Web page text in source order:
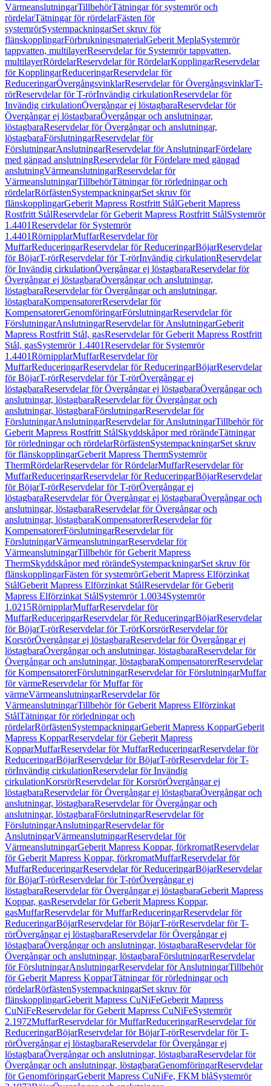
VärmeanslutningarTillbehörTätningar för systemrör och
rördelarTätningar för rördelarFästen för
systemrörSystempackningarSet skruv för
flänskopplingarFörbrukningsmaterialGeberit MeplaSystemrör
tappvatten, multilayerReservdelar för Systemrör tappvatten,
multilayerRördelarReservdelar för RördelarKopplingarReservdelar
för KopplingarReduceringarReservdelar för
ReduceringarÖvergångsvinklarReservdelar för ÖvergångsvinklarT-
rörReservdelar för T-rörInvändig cirkulationReservdelar för
Invändig cirkulationÖvergångar ej löstagbaraReservdelar för
Övergångar ej löstagbaraÖvergångar och anslutningar,
löstagbaraReservdelar för Övergångar och anslutningar,
löstagbaraFörslutningarReservdelar för
FörslutningarAnslutningarReservdelar för AnslutningarFördelare
med gängad anslutningReservdelar för Fördelare med gängad
anslutningVärmeanslutningarReservdelar för
VärmeanslutningarTillbehörTätningar för rörledningar och
rördelarRörfästenSystempackningarSet skruv för
flänskopplingarGeberit Mapress Rostfritt StålGeberit Mapress
Rostfritt StålReservdelar för Geberit Mapress Rostfritt StålSystemrör
1.4401Reservdelar för Systemrör
1.4401RörnipplarMuffarReservdelar för
MuffarReduceringarReservdelar för ReduceringarBöjarReservdelar
för BöjarT-rörReservdelar för T-rörInvändig cirkulationReservdelar
för Invändig cirkulationÖvergångar ej löstagbaraReservdelar för
Övergångar ej löstagbaraÖvergångar och anslutningar,
löstagbaraReservdelar för Övergångar och anslutningar,
löstagbaraKompensatorerReservdelar för
KompensatorerGenomföringarFörslutningarReservdelar för
FörslutningarAnslutningarReservdelar för AnslutningarGeberit
Mapress Rostfritt Stål, gasReservdelar för Geberit Mapress Rostfritt
Stål, gasSystemrör 1.4401Reservdelar för Systemrör
1.4401RörnipplarMuffarReservdelar för
MuffarReduceringarReservdelar för ReduceringarBöjarReservdelar
för BöjarT-rörReservdelar för T-rörÖvergångar ej
löstagbaraReservdelar för Övergångar ej löstagbaraÖvergångar och
anslutningar, löstagbaraReservdelar för Övergångar och
anslutningar, löstagbaraFörslutningarReservdelar för
FörslutningarAnslutningarReservdelar för AnslutningarTillbehör för
Geberit Mapress Rostfritt StålSkyddskåpor med rörändeTätningar
för rörledningar och rördelarRörfästenSystempackningarSet skruv
för flänskopplingarGeberit Mapress ThermSystemrör
ThermRördelarReservdelar för RördelarMuffarReservdelar för
MuffarReduceringarReservdelar för ReduceringarBöjarReservdelar
för BöjarT-rörReservdelar för T-rörÖvergångar ej
löstagbaraReservdelar för Övergångar ej löstagbaraÖvergångar och
anslutningar, löstagbaraReservdelar för Övergångar och
anslutningar, löstagbaraKompensatorerReservdelar för
KompensatorerFörslutningarReservdelar för
FörslutningarVärmeanslutningarReservdelar för
VärmeanslutningarTillbehör för Geberit Mapress
ThermSkyddskåpor med rörändeSystempackningarSet skruv för
flänskopplingarFästen för systemrörGeberit Mapress Elförzinkat
StålGeberit Mapress Elförzinkat StålReservdelar för Geberit
Mapress Elförzinkat StålSystemrör 1.0034Systemrör
1.0215RörnipplarMuffarReservdelar för
MuffarReduceringarReservdelar för ReduceringarBöjarReservdelar
för BöjarT-rörReservdelar för T-rörKorsrörReservdelar för
KorsrörÖvergångar ej löstagbaraReservdelar för Övergångar ej
löstagbaraÖvergångar och anslutningar, löstagbaraReservdelar för
Övergångar och anslutningar, löstagbaraKompensatorerReservdelar
för KompensatorerFörslutningarReservdelar för FörslutningarMuffar
för värmeReservdelar för Muffar för
värmeVärmeanslutningarReservdelar för
VärmeanslutningarTillbehör för Geberit Mapress Elförzinkat
StålTätningar för rörledningar och
rördelarRörfästenSystempackningarGeberit Mapress KopparGeberit
Mapress KopparReservdelar för Geberit Mapress
KopparMuffarReservdelar för MuffarReduceringarReservdelar för
ReduceringarBöjarReservdelar för BöjarT-rörReservdelar för T-
rörInvändig cirkulationReservdelar för Invändig
cirkulationKorsrörReservdelar för KorsrörÖvergångar ej
löstagbaraReservdelar för Övergångar ej löstagbaraÖvergångar och
anslutningar, löstagbaraReservdelar för Övergångar och
anslutningar, löstagbaraFörslutningarReservdelar för
FörslutningarAnslutningarReservdelar för
AnslutningarVärmeanslutningarReservdelar för
VärmeanslutningarGeberit Mapress Koppar, förkromatReservdelar
för Geberit Mapress Koppar, förkromatMuffarReservdelar för
MuffarReduceringarReservdelar för ReduceringarBöjarReservdelar
för BöjarT-rörReservdelar för T-rörÖvergångar ej
löstagbaraReservdelar för Övergångar ej löstagbaraGeberit Mapress
Koppar, gasReservdelar för Geberit Mapress Koppar,
gasMuffarReservdelar för MuffarReduceringarReservdelar för
ReduceringarBöjarReservdelar för BöjarT-rörReservdelar för T-
rörÖvergångar ej löstagbaraReservdelar för Övergångar ej
löstagbaraÖvergångar och anslutningar, löstagbaraReservdelar för
Övergångar och anslutningar, löstagbaraFörslutningarReservdelar
för FörslutningarAnslutningarReservdelar för AnslutningarTillbehör
för Geberit Mapress KopparTätningar för rörledningar och
rördelarRörfästenSystempackningarSet skruv för
flänskopplingarGeberit Mapress CuNiFeGeberit Mapress
CuNiFeReservdelar för Geberit Mapress CuNiFeSystemrör
2.1972MuffarReservdelar för MuffarReduceringarReservdelar för
ReduceringarBöjarReservdelar för BöjarT-rörReservdelar för T-
rörÖvergångar ej löstagbaraReservdelar för Övergångar ej
löstagbaraÖvergångar och anslutningar, löstagbaraReservdelar för
Övergångar och anslutningar, löstagbaraGenomföringarReservdelar
för GenomföringarGeberit Mapress CuNiFe, FKM blåSystemrör